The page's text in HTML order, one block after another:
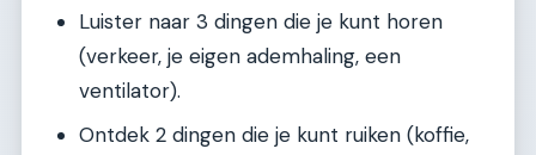
Luister naar 3 dingen die je kunt horen
(verkeer, je eigen ademhaling, een
ventilator).
Ontdek 2 dingen die je kunt ruiken (koffie,